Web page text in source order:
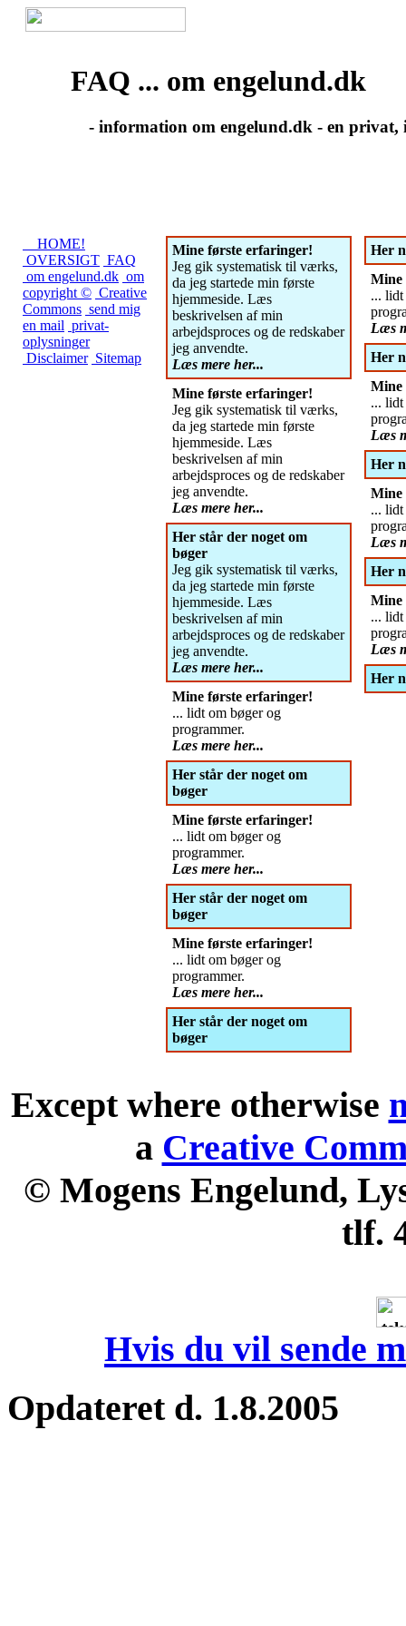
FAQ ... om engelund.dk
- information om engelund.dk - en privat,
HOME!
OVERSIGT FAQ
om engelund.dk om
copyright © Creative
Commons send mig
en mail privat-
oplysninger
Disclaimer Sitemap
Mine første erfaringer!
Jeg gik systematisk til værks,
da jeg startede min første
hjemmeside. Læs
beskrivelsen af min
arbejdsproces og de redskaber
jeg anvendte.
Læs mere her...
Mine første erfaringer!
Jeg gik systematisk til værks,
da jeg startede min første
hjemmeside. Læs
beskrivelsen af min
arbejdsproces og de redskaber
jeg anvendte.
Læs mere her...
Her står der noget om
bøger
Jeg gik systematisk til værks,
da jeg startede min første
hjemmeside. Læs
beskrivelsen af min
arbejdsproces og de redskaber
jeg anvendte.
Læs mere her...
Mine første erfaringer!
... lidt om bøger og
programmer.
Læs mere her...
Her står der noget om
bøger
Mine første erfaringer!
... lidt om bøger og
programmer.
Læs mere her...
Her står der noget om
bøger
Mine første erfaringer!
... lidt om bøger og
programmer.
Læs mere her...
Her står der noget om
bøger
Her
Mine
... lidt
Læs
Her
Mine
... lidt
Læs
Her
Mine
... lidt
Læs
Her
Mine
... lidt
Læs
Her
Except where otherwise
a Creative
© Mogens Engelund,
tlf.
Hvis du vil sende
Opdateret d. 1.8.2005